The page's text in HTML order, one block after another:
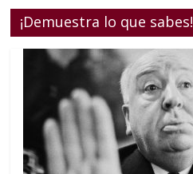
¡Demuestra lo que sabes!